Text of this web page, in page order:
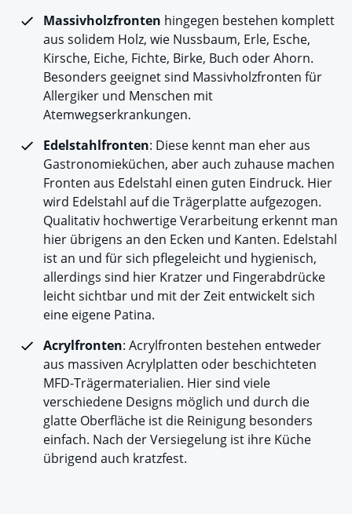
Massivholzfronten hingegen bestehen komplett
aus solidem Holz, wie Nussbaum, Erle, Esche,
Kirsche, Eiche, Fichte, Birke, Buch oder Ahorn.
Besonders geeignet sind Massivholzfronten für
Allergiker und Menschen mit
Atemwegserkrankungen.
Edelstahlfronten: Diese kennt man eher aus
Gastronomieküchen, aber auch zuhause machen
Fronten aus Edelstahl einen guten Eindruck. Hier
wird Edelstahl auf die Trägerplatte aufgezogen.
Qualitativ hochwertige Verarbeitung erkennt man
hier übrigens an den Ecken und Kanten. Edelstahl
ist an und für sich pflegeleicht und hygienisch,
allerdings sind hier Kratzer und Fingerabdrücke
leicht sichtbar und mit der Zeit entwickelt sich
eine eigene Patina.
Acrylfronten: Acrylfronten bestehen entweder
aus massiven Acrylplatten oder beschichteten
MFD-Trägermaterialien. Hier sind viele
verschiedene Designs möglich und durch die
glatte Oberfläche ist die Reinigung besonders
einfach. Nach der Versiegelung ist ihre Küche
übrigend auch kratzfest.